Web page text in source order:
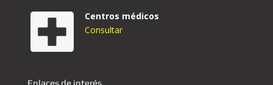
Centros médicos
Consultar